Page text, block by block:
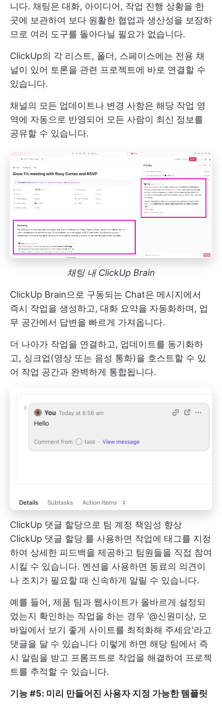
니다. 채팅은 대화, 아이디어, 작업 진행 상황을 한
곳에 보관하여 보다 원활한 협업과 생산성을 보장하
므로 여러 도구를 돌아다닐 필요가 없습니다.
ClickUp의 각 리스트, 폴더, 스페이스에는 전용 채
널이 있어 토론을 관련 프로젝트에 바로 연결할 수
있습니다.
채널의 모든 업데이트나 변경 사항은 해당 작업 영
역에 자동으로 반영되어 모든 사람이 최신 정보를
공유할 수 있습니다.
채팅 내 ClickUp Brain
ClickUp Brain으로 구동되는 Chat은 메시지에서
즉시 작업을 생성하고, 대화 요약을 자동화하며, 업
무 공간에서 답변을 빠르게 가져옵니다.
더 나아가 작업을 연결하고, 업데이트를 동기화하
고, 싱크업(영상 또는 음성 통화)을 호스트할 수 있
어 작업 공간과 완벽하게 통합됩니다.
ClickUp 댓글 할당으로 팀 계정 책임성 향상
ClickUp 댓글 할당 를 사용하면 작업에 태그를 지정
하여 상세한 피드백을 제공하고 팀원들을 직접 참여
시킬 수 있습니다. 멘션을 사용하면 동료의 의견이
나 조치가 필요할 때 신속하게 알릴 수 있습니다.
예를 들어, 제품 팀과 웹사이트가 올바르게 설정되
었는지 확인하는 작업을 하는 경우 '@신원미상, 모
바일에서 보기 좋게 사이트를 최적화해 주세요'라고
댓글을 달 수 있습니다 이렇게 하면 해당 팀에서 즉
시 알림을 받고 프롬프트로 작업을 해결하여 프로젝
트를 추적할 수 있습니다.
기능 #5: 미리 만들어진 사용자 지정 가능한 템플릿